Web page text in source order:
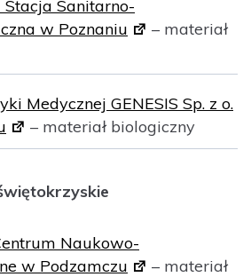
Sanitarno-
w Poznaniu
– materiał
Medycznej GENESIS Sp. z o.
– materiał biologiczny
Naukowo-
w Podzamczu
– materiał